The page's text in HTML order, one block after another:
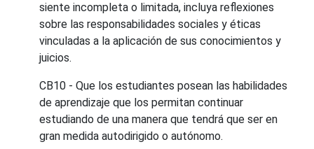
siente incompleta o limitada, incluya reflexiones
sobre las responsabilidades sociales y éticas
vinculadas a la aplicación de sus conocimientos y
juicios.
CB10 - Que los estudiantes posean las habilidades
de aprendizaje que los permitan continuar
estudiando de una manera que tendrá que ser en
gran medida autodirigido o autónomo.